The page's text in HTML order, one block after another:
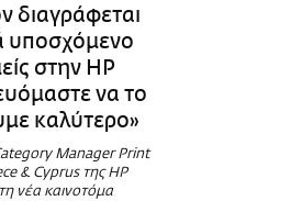
διαγράφεται
υποσχόμενο
στην HP
να το
καλύτερο»
Manager Print
& Cyprus της HP
νέα καινοτόμα